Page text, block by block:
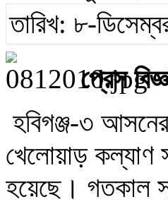
তারিখ: ৮-
প্রেস
হবিগঞ্জ-৩
খেলোয়াড় কল্যাণ
হয়েছে। গতকাল